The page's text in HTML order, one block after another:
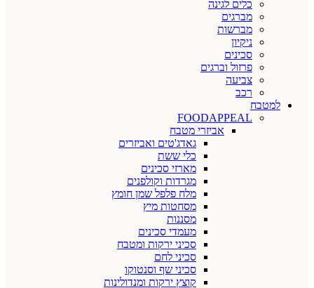
כלים לגינה
מברגים
מברשות
ניקיון
סכינים
פרזול וברגים
צביעה
רכב
למטבח
FOODAPPEAL
אביזרי מטבח
גאדג'טים ואביזרים
כלי ששת
מארזי סכינים
מגרדות וקולפנים
מלח פלפל שמן חומץ
מסחטות מיץ
מסננות
מעמדי סכינים
סכיני ירקות ומטבח
סכיני לחם
סכיני שף וסנטוקו
קוצץ ירקות ומנדולינות